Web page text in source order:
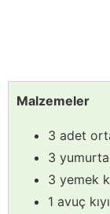
Malzemeler
3 adet
3
3 yemek
1 avuç